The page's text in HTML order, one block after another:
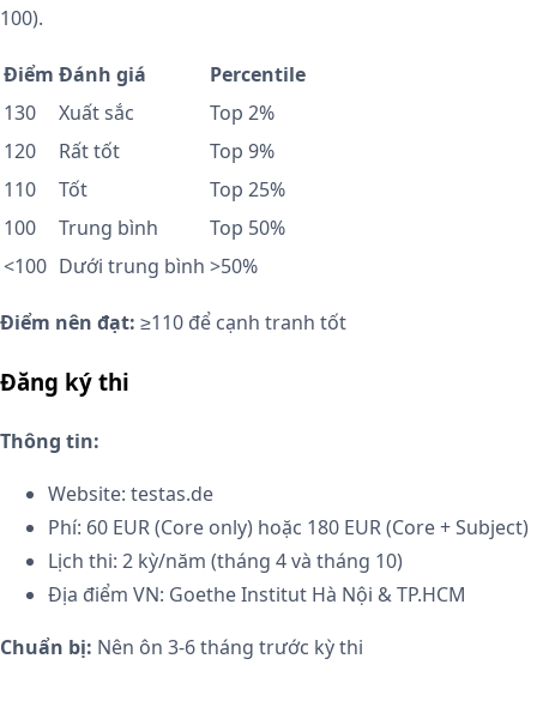
100).
Điểm Đánh giá
Percentile
130
Xuất sắc
Top 2%
120
Rất tốt
Top 9%
110
Tốt
Top 25%
100
Trung bình
Top 50%
<100 Dưới trung bình >50%
Điểm nên đạt: ≥110 để cạnh tranh tốt
Đăng ký thi
Thông tin:
Website: testas.de
Phí: 60 EUR (Core only) hoặc 180 EUR (Core + Subject)
Lịch thi: 2 kỳ/năm (tháng 4 và tháng 10)
Địa điểm VN: Goethe Institut Hà Nội & TP.HCM
Chuẩn bị: Nên ôn 3-6 tháng trước kỳ thi